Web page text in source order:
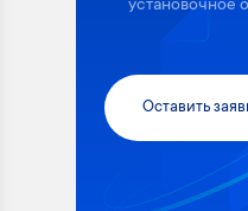
установочное
Оставить